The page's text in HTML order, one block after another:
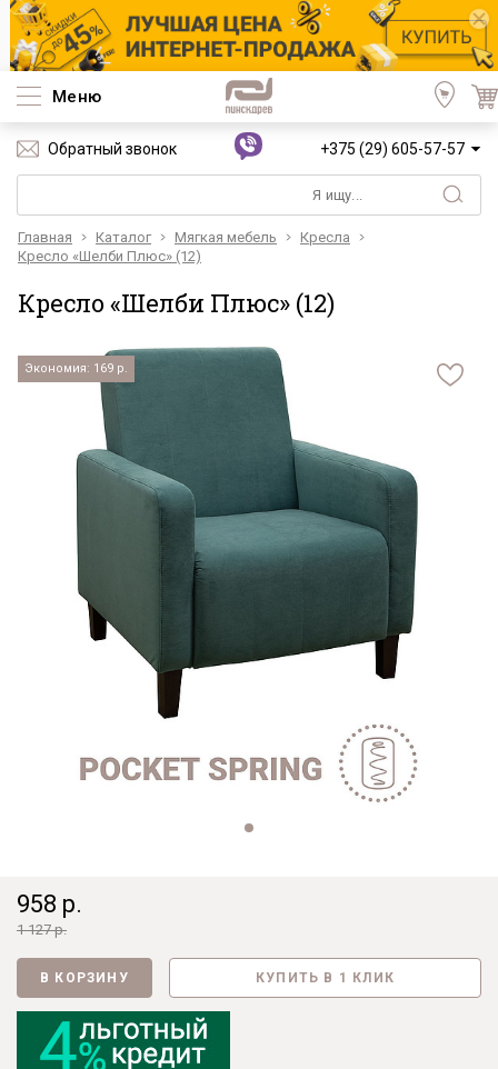
Меню
Обратный звонок +375 (29) 605-57-57
Главная Каталог Мягкая мебель
Кресла
Кресло «Шелби Плюс» (12)
Кресло «Шелби Плюс» (12)
Экономия: 169 р.
958 р.
1 127 р.
В КОРЗИНУ КУПИТЬ В 1 КЛИК